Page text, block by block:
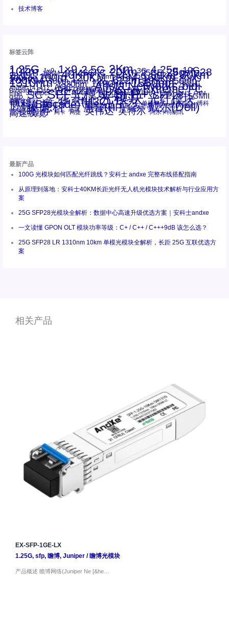
技术博客
标签云阵
1.25G 1x9 1×9 2.5G 2Km 3G 4.25g 10G
10km 15KM 16G 16GFC 20km 25GE 25gsfp28
28.05G 30km 40Km 50m 53.125G 60km 80km
100km 100m 120KM 155M 160km 200G
200KM 300m 400m 550m 622m 800G 850nm
1310nm 1330nm 1490nm 1550nm 2500m
ANBR-1414TZ AOC Arista Arista Networks bidi
Brocade Cisco CSFP光模块 DAC Dell Extreme FC
Intel Juniper LC MPO-LC Netgear NVIDIA OM2 OM3 OM4
qsfp SC SFF光模块 SFP+ SFP28 SGMII
st螺纹接口 xfp 万兆 交换机 光模块 光纤模块
千兆光模块 华三 华三(H3C) 华为 单模单芯 单模双芯 博科
博科(Brocade) 博通 友讯 多模 安华高 安华高(Avago)
工业级 思科 惠普 惠普(HP) 戴尔 戴尔(Dell)
百兆 瞻博 网卡 网捷 英伟达 英特尔 阿尔卡特朗讯
高速线缆
最新产品
100G 光模块如何匹配光纤跳线？安科士 andxe 完整布线搭配指南
从原理到落地：安科士40KM长距光纤无人机光模块技术解析与行业应用方
案
25G SFP28光模块全解析：数据中心高速升级优选方案｜安科士andxe
一文读懂 GPON OLT 模块功率等级：C+ / C++ / C+++9dB 该怎么选？
25G SFP28 LR 1310nm 10km 单模光模块全解析，长距 25G 互联优选方
案
相关产品
EX-SFP-1GE-LX
1.25G, sfp, 瞻博, Juniper/ 瞻博光模块
产品概述 瞻博网络(Juniper Ne [&he…